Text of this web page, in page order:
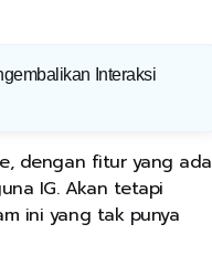
Interaksi
dengan fitur yang ada
IG. Akan tetapi
ini yang tak punya